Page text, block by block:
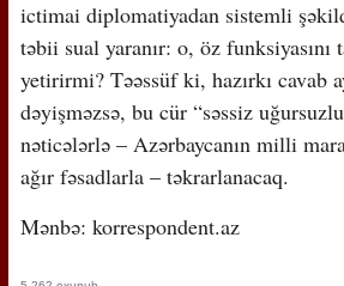
ictimai diplomatiyadan sistemli
təbii sual yaranır: o, öz funksiyasını
yetirirmi? Təəssüf ki, hazırkı cavab
dəyişməzsə, bu cür “səssiz
nəticələrlə – Azərbaycanın milli
ağır fəsadlarla – təkrarlanacaq.
Mənbə: korrespondent.az